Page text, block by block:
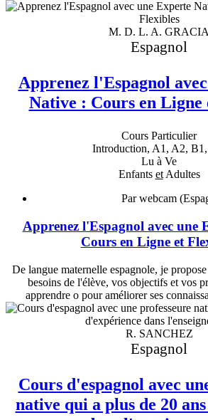
M. D. L. A. GRACIA
Espagnol
Apprenez l'Espagnol
Native : Cours en Ligne
Cours Particulier
Introduction, A1, A2,
Lu à Ve
Enfants etAdultes
Par webcam
Apprenez l'Espagnol avec une
Cours en Ligne et
De langue maternelle espagnole, je
besoins de l'élève, vos objectifs et vos
apprendre o pour améliorer ses
R. SANCHEZ
Espagnol
Cours d'espagnol avec
native qui a plus de 20